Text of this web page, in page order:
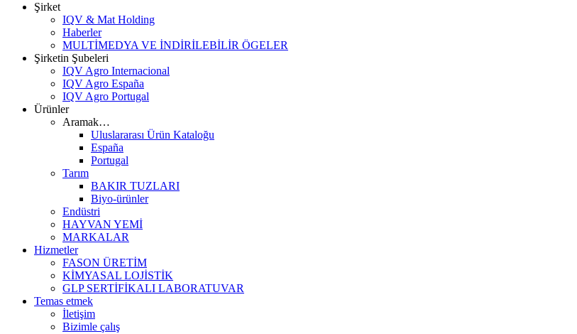
Şirket
IQV & Mat Holding
Haberler
MULTİMEDYA VE İNDİRİLEBİLİR ÖGELER
Şirketin Şubeleri
IQV Agro Internacional
IQV Agro España
IQV Agro Portugal
Ürünler
Aramak…
Uluslararası Ürün Kataloğu
España
Portugal
Tarım
BAKIR TUZLARI
Biyo-ürünler
Endüstri
HAYVAN YEMİ
MARKALAR
Hizmetler
FASON ÜRETİM
KİMYASAL LOJİSTİK
GLP SERTİFİKALI LABORATUVAR
Temas etmek
İletişim
Bizimle çalış